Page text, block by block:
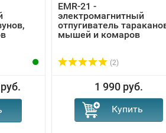
EMR-21 -
электромагнитный
отпугиватель
мышей и комаров
(2)
1 990 руб.